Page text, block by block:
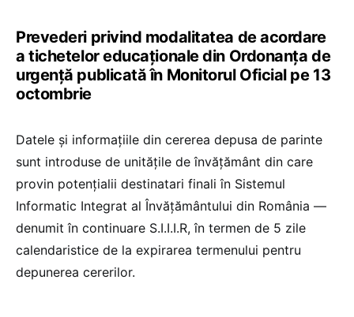
Prevederi privind modalitatea de acordare
a tichetelor educaționale din Ordonanța de
urgență publicată în Monitorul Oficial pe 13
octombrie
Datele și informațiile din cererea depusa de parinte
sunt introduse de unitățile de învățământ din care
provin potențialii destinatari finali în Sistemul
Informatic Integrat al Învățământului din România —
denumit în continuare S.I.I.I.R, în termen de 5 zile
calendaristice de la expirarea termenului pentru
depunerea cererilor.